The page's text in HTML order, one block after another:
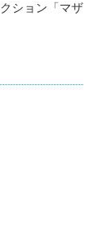
ション「マザ